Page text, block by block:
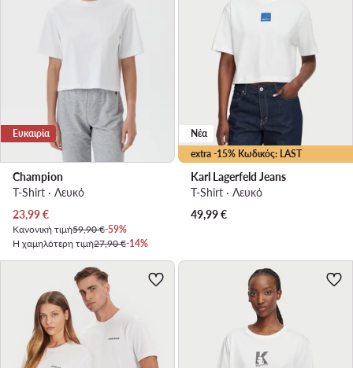
Ευκαιρία
Champion
T-Shirt · Λευκό
Τρέχουσα τιμή
23,99€
Κανονική τιμή59,90 €-59%
Η χαμηλότερη τιμή27,90 €-14%
extra -15% Κωδικός: LAST
Νέα
Karl Lagerfeld Jeans
T-Shirt · Λευκό
49,99€